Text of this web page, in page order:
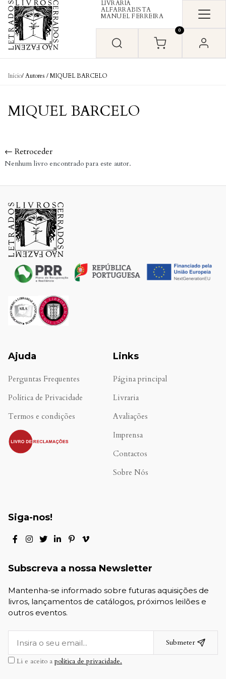
Skip to content
LIVRARIA
ALFARRABISTA
MANUEL FERREIRA
0
Início/ Autores / MIQUEL BARCELO
MIQUEL BARCELO
← Retroceder
Nenhum livro encontrado para este autor.
Ajuda
Perguntas Frequentes
Política de Privacidade
Termos e condições
.
Links
Página principal
Livraria
Avaliações
Imprensa
Contactos
Sobre Nós
Siga-nos!
Subscreva a nossa Newsletter
Mantenha-se informado sobre futuras aquisições de
livros, lançamentos de catálogos, próximos leilões e
outros eventos.
Submeter
Li e aceito a política de privacidade.